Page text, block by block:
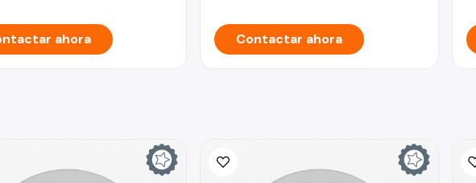
ahora Contactar ahora